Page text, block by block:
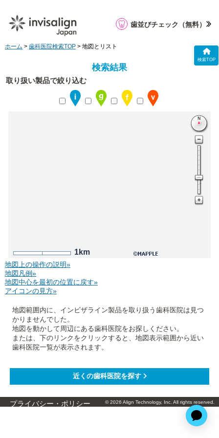
検索TOP
歯並びチェック （無料）
ホーム > 歯科医院検索TOP > 地図とリスト
検索結果
取り扱い製品で絞り込む
1km
地図上の操作の説明»
地図凡例»
地図中心を最初の位置に戻す»
アイコンの見方»
地図範囲内に、インビザライン製品を取り扱う歯科医院は見つ
かりませんでした。
地図を動かして周辺にある歯科医院をお探しください。
または、下のリンクをクリックすると、地図表示範囲から近い
歯科医院一覧が表示されます。
プライバシー・ポリシー © 2026 Align Technology, Inc. All rights reserved.